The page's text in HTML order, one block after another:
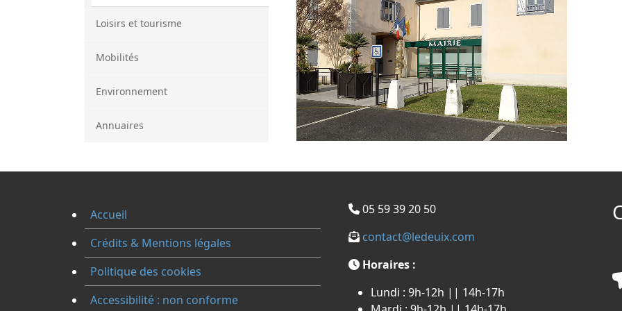
Loisirs et tourisme
Mobilités
Environnement
Annuaires
Accueil
Crédits & Mentions légales
Politique des cookies
Accessibilité : non conforme
05 59 39 20 50
contact@ledeuix.com
Horaires :
Lundi : 9h-12h || 14h-17h